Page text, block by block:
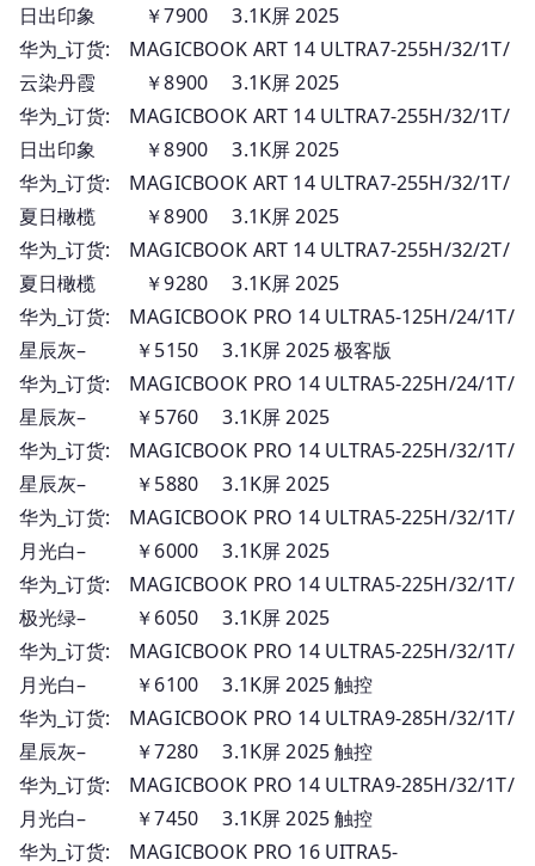
日出印象 ￥7900 3.1K屏 2025
华为_订货: MAGICBOOK ART 14 ULTRA7-255H/32/1T/
云染丹霞 ￥8900 3.1K屏 2025
华为_订货: MAGICBOOK ART 14 ULTRA7-255H/32/1T/
日出印象 ￥8900 3.1K屏 2025
华为_订货: MAGICBOOK ART 14 ULTRA7-255H/32/1T/
夏日橄榄 ￥8900 3.1K屏 2025
华为_订货: MAGICBOOK ART 14 ULTRA7-255H/32/2T/
夏日橄榄 ￥9280 3.1K屏 2025
华为_订货: MAGICBOOK PRO 14 ULTRA5-125H/24/1T/
星辰灰– ￥5150 3.1K屏 2025 极客版
华为_订货: MAGICBOOK PRO 14 ULTRA5-225H/24/1T/
星辰灰– ￥5760 3.1K屏 2025
华为_订货: MAGICBOOK PRO 14 ULTRA5-225H/32/1T/
星辰灰– ￥5880 3.1K屏 2025
华为_订货: MAGICBOOK PRO 14 ULTRA5-225H/32/1T/
月光白– ￥6000 3.1K屏 2025
华为_订货: MAGICBOOK PRO 14 ULTRA5-225H/32/1T/
极光绿– ￥6050 3.1K屏 2025
华为_订货: MAGICBOOK PRO 14 ULTRA5-225H/32/1T/
月光白– ￥6100 3.1K屏 2025 触控
华为_订货: MAGICBOOK PRO 14 ULTRA9-285H/32/1T/
星辰灰– ￥7280 3.1K屏 2025 触控
华为_订货: MAGICBOOK PRO 14 ULTRA9-285H/32/1T/
月光白– ￥7450 3.1K屏 2025 触控
华为_订货: MAGICBOOK PRO 16 UITRA5-